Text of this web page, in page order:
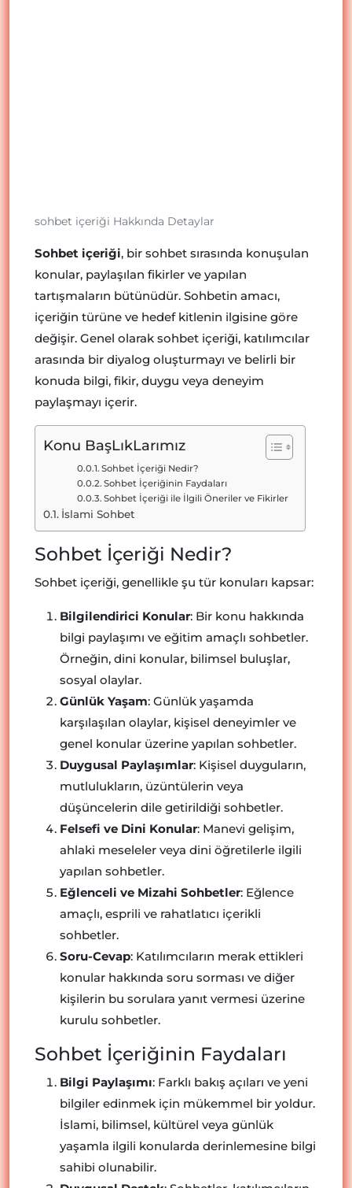
sohbet içeriği Hakkında Detaylar
Sohbet içeriği, bir sohbet sırasında konuşulan
konular, paylaşılan fikirler ve yapılan
tartışmaların bütünüdür. Sohbetin amacı,
içeriğin türüne ve hedef kitlenin ilgisine göre
değişir. Genel olarak sohbet içeriği, katılımcılar
arasında bir diyalog oluşturmayı ve belirli bir
konuda bilgi, fikir, duygu veya deneyim
paylaşmayı içerir.
Konu BaşLıkLarımız
Sohbet İçeriği Nedir?
Sohbet İçeriğinin Faydaları
Sohbet İçeriği ile İlgili Öneriler ve Fikirler
İslami Sohbet
Sohbet İçeriği Nedir?
Sohbet içeriği, genellikle şu tür konuları kapsar:
Bilgilendirici Konular: Bir konu hakkında
bilgi paylaşımı ve eğitim amaçlı sohbetler.
Örneğin, dini konular, bilimsel buluşlar,
sosyal olaylar.
Günlük Yaşam: Günlük yaşamda
karşılaşılan olaylar, kişisel deneyimler ve
genel konular üzerine yapılan sohbetler.
Duygusal Paylaşımlar: Kişisel duyguların,
mutlulukların, üzüntülerin veya
düşüncelerin dile getirildiği sohbetler.
Felsefi ve Dini Konular: Manevi gelişim,
ahlaki meseleler veya dini öğretilerle ilgili
yapılan sohbetler.
Eğlenceli ve Mizahi Sohbetler: Eğlence
amaçlı, esprili ve rahatlatıcı içerikli
sohbetler.
Soru-Cevap: Katılımcıların merak ettikleri
konular hakkında soru sorması ve diğer
kişilerin bu sorulara yanıt vermesi üzerine
kurulu sohbetler.
Sohbet İçeriğinin Faydaları
Bilgi Paylaşımı: Farklı bakış açıları ve yeni
bilgiler edinmek için mükemmel bir yoldur.
İslami, bilimsel, kültürel veya günlük
yaşamla ilgili konularda derinlemesine bilgi
sahibi olunabilir.